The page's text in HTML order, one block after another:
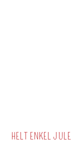
HELT ENKEL